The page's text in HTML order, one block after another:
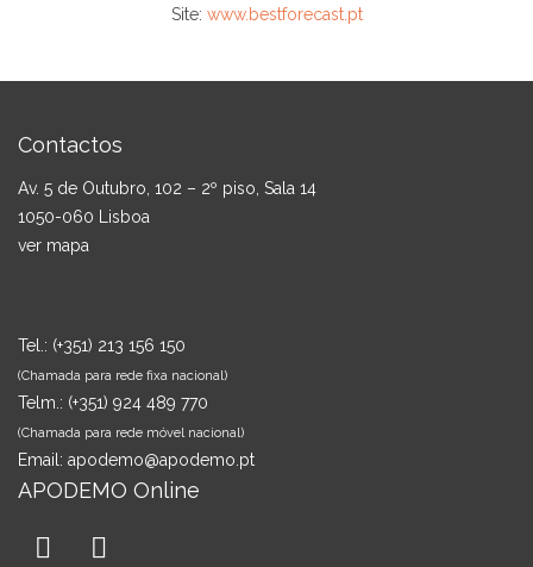
Site: www.bestforecast.pt
Contactos
Av. 5 de Outubro, 102 – 2º piso, Sala 14
1050-060 Lisboa
ver mapa
Tel.: (+351) 213 156 150
(Chamada para rede fixa nacional)
Telm.: (+351) 924 489 770
(Chamada para rede móvel nacional)
Email: apodemo@apodemo.pt
APODEMO Online